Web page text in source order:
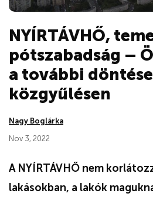
NYÍRTÁVHŐ,
pótszabadság –
a további
közgyűlésen
Nagy Boglárka
Nov 3, 2022
A NYÍRTÁVHŐ nem
lakásokban, a lakók